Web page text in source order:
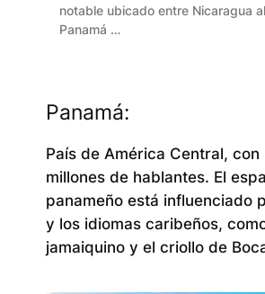
notable ubicado entre Nicaragua
Panamá …
Panamá:
País de América Central, con
millones de hablantes. El
panameño está influenciado
y los idiomas caribeños,
jamaiquino y el criollo de